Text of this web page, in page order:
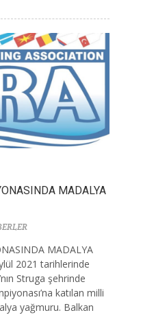
MADALYA
MADALYA
2021 tarihlerinde
Struga şehrinde
katılan milli
yağmuru. Balkan